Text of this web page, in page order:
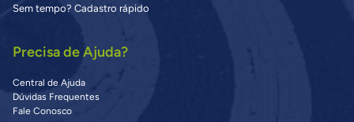
Sem tempo? Cadastro rápido
Precisa de Ajuda?
Central de Ajuda
Dúvidas Frequentes
Fale Conosco